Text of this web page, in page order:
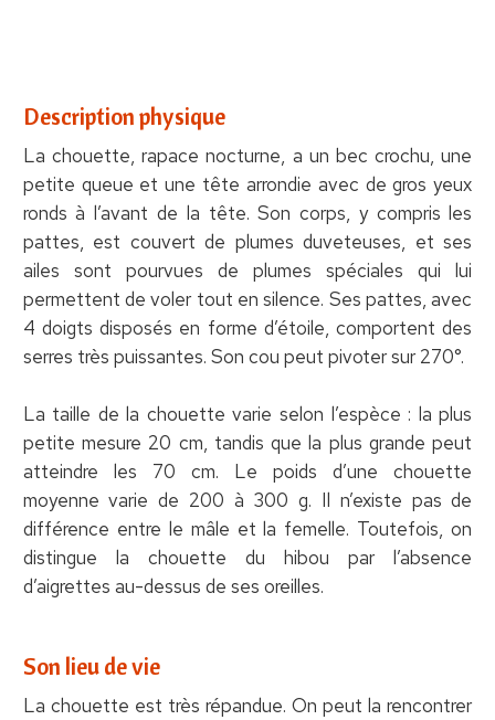
Description physique
La chouette, rapace nocturne, a un bec crochu, une
petite queue et une tête arrondie avec de gros yeux
ronds à l’avant de la tête. Son corps, y compris les
pattes, est couvert de plumes duveteuses, et ses
ailes sont pourvues de plumes spéciales qui lui
permettent de voler tout en silence. Ses pattes, avec
4 doigts disposés en forme d’étoile, comportent des
serres très puissantes. Son cou peut pivoter sur 270°.
La taille de la chouette varie selon l’espèce : la plus
petite mesure 20 cm, tandis que la plus grande peut
atteindre les 70 cm. Le poids d’une chouette
moyenne varie de 200 à 300 g. Il n’existe pas de
différence entre le mâle et la femelle. Toutefois, on
distingue la chouette du hibou par l’absence
d’aigrettes au-dessus de ses oreilles.
Son lieu de vie
La chouette est très répandue. On peut la rencontrer